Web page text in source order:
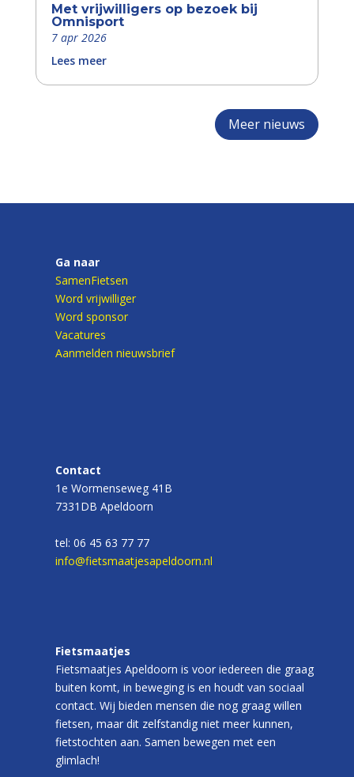
Met vrijwilligers op bezoek bij
Omnisport
7 apr 2026
Lees meer
Meer nieuws
Ga naar
SamenFietsen
Word vrijwilliger
Word sponsor
Vacatures
Aanmelden nieuwsbrief
Contact
1e Wormenseweg 41B
7331DB Apeldoorn
tel: 06 45 63 77 77
info@fietsmaatjesapeldoorn.nl
Fietsmaatjes
Fietsmaatjes Apeldoorn is voor iedereen die graag
buiten komt, in beweging is en houdt van sociaal
contact. Wij bieden mensen die nog graag willen
fietsen, maar dit zelfstandig niet meer kunnen,
fietstochten aan. Samen bewegen met een
glimlach!